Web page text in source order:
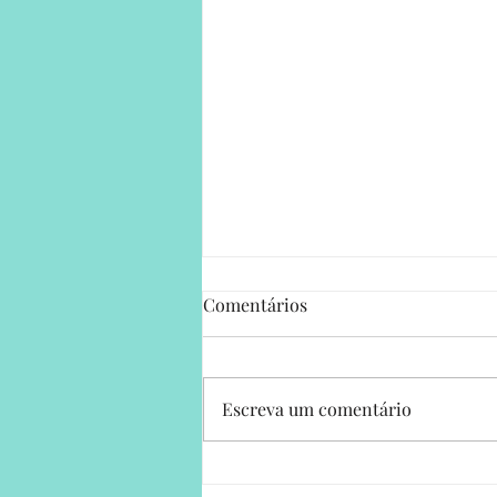
Comentários
Escreva um comentário